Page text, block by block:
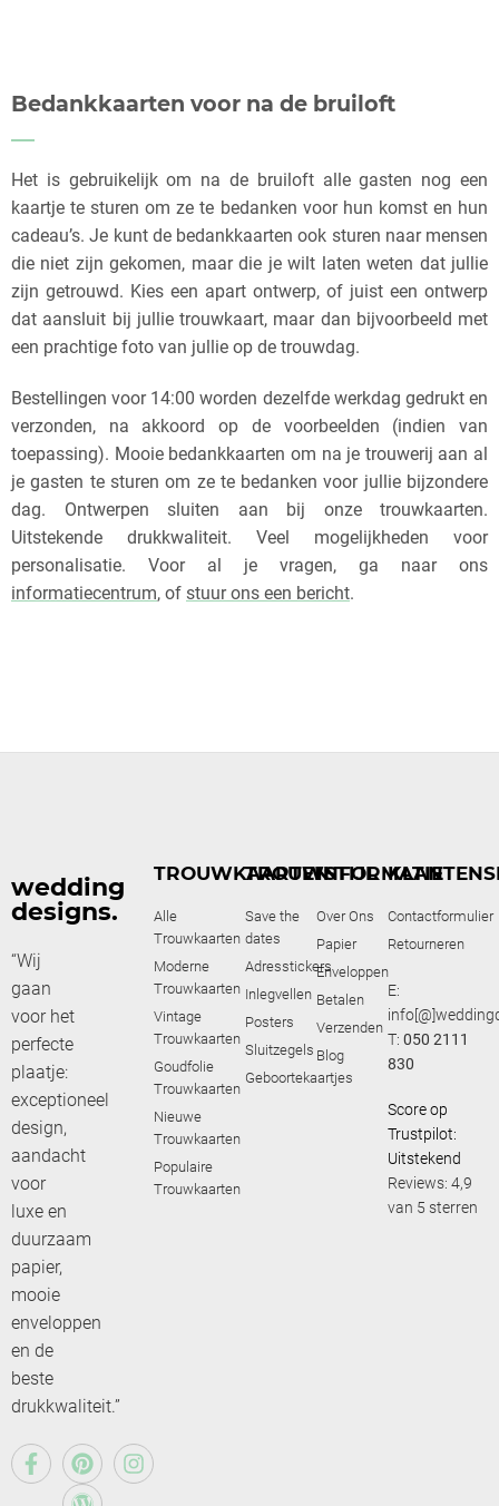
Bedankkaarten voor na de bruiloft
Het is gebruikelijk om na de bruiloft alle gasten nog een
kaartje te sturen om ze te bedanken voor hun komst en hun
cadeau’s. Je kunt de bedankkaarten ook sturen naar mensen
die niet zijn gekomen, maar die je wilt laten weten dat jullie
zijn getrouwd. Kies een apart ontwerp, of juist een ontwerp
dat aansluit bij jullie trouwkaart, maar dan bijvoorbeeld met
een prachtige foto van jullie op de trouwdag.
Bestellingen voor 14:00 worden dezelfde werkdag gedrukt en
verzonden, na akkoord op de voorbeelden (indien van
toepassing). Mooie bedankkaarten om na je trouwerij aan al
je gasten te sturen om ze te bedanken voor jullie bijzondere
dag. Ontwerpen sluiten aan bij onze trouwkaarten.
Uitstekende drukkwaliteit. Veel mogelijkheden voor
personalisatie. Voor al je vragen, ga naar ons
informatiecentrum, of stuur ons een bericht.
wedding
designs.
“Wij
gaan
voor het
perfecte
plaatje:
exceptioneel
design,
aandacht
voor
luxe en
duurzaam
papier,
mooie
enveloppen
en de
beste
drukkwaliteit.”
TROUWKAARTEN
Alle
Trouwkaarten
Moderne
Trouwkaarten
Vintage
Trouwkaarten
Goudfolie
Trouwkaarten
Nieuwe
Trouwkaarten
Populaire
Trouwkaarten
TROUWSTIJL
Save the
dates
Adresstickers
Inlegvellen
Posters
Sluitzegels
Geboortekaartjes
INFORMATIE
Over Ons
Papier
Enveloppen
Betalen
Verzenden
Blog
Contactformulier
Retourneren
E:
T:050 2111
830
Score op
Trustpilot:
Uitstekend
Reviews: 4,9
van 5 sterren